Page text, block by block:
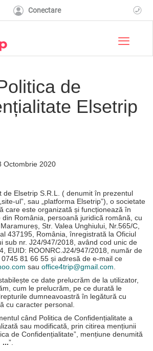
Conectare
Toggle
de
Elsetrip
Octombrie 2020
de Elsetrip S.R.L. ( denumit în prezentul
ul”, sau „platforma Elsetrip”), o societate
care este organizată și funcționează în
România, persoană juridică română, cu
Str. Valea Unghiului, Nr.565/C,
437195, România, înregistrată la Oficiul
sub nr. J24/947/2018, având cod unic de
EUID: ROONRC.J24/947/2018, număr de
81 66 55 și adresă de e-mail ce
sau office4trip@gmail.com
ce date prelucrăm de la utilizator,
cum le prelucrăm, pe ce durată le
dumneavoastră în legătură cu
cu caracter personal.
când Politica de Confidențialitate a
sau modificată, prin citirea mențiunii
de Confidențialitate”, mențiune denumită
...”.